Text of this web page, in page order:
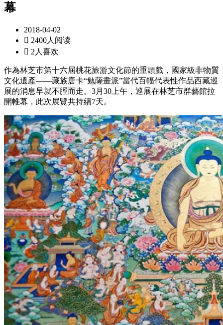
幕
2018-04-02
 2400人阅读
 2人喜欢
作為林芝市第十六屆桃花旅游文化節的重頭戲，國家級非物質
文化遺產——藏族唐卡“勉薩畫派”當代百幅代表性作品西藏巡
展的消息早就不脛而走。3月30上午，巡展在林芝市群藝館拉
開帷幕，此次展覽共持續7天。